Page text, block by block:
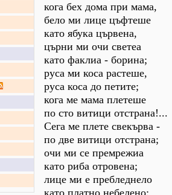
кога бех дома при мама,
бело ми лице цъфтеше
като ябука цървена,
църни ми очи светеа
като факлиа - борина;
руса ми коса растеше,
руса коса до петите;
кога ме мама плетеше
по сто витици отстрана!...
Сега ме плете свекърва -
по две витици отстрана;
очи ми се премрежиа
като риба отровена;
лице ми е пребледнело
като платно небелено;